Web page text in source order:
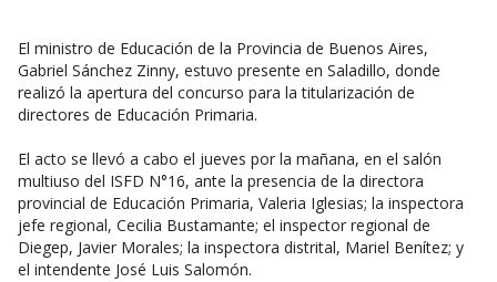
El ministro de Educación de la Provincia de Buenos Aires,
Gabriel Sánchez Zinny, estuvo presente en Saladillo, donde
realizó la apertura del concurso para la titularización de
directores de Educación Primaria.
El acto se llevó a cabo el jueves por la mañana, en el salón
multiuso del ISFD N°16, ante la presencia de la directora
provincial de Educación Primaria, Valeria Iglesias; la inspectora
jefe regional, Cecilia Bustamante; el inspector regional de
Diegep, Javier Morales; la inspectora distrital, Mariel Benítez; y
el intendente José Luis Salomón.